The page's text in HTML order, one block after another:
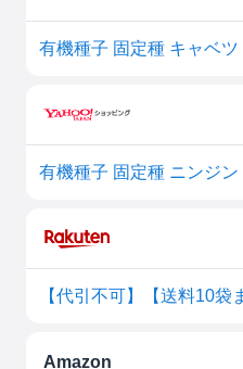
有機種子 固定種 キャベ
有機種子 固定種 ニンジ
Amazon